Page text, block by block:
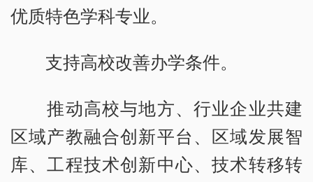
优质特色学科专业。
支持高校改善办学条件。
推动高校与地方、行业企业共建
区域产教融合创新平台、区域发展智
库、工程技术创新中心、技术转移转